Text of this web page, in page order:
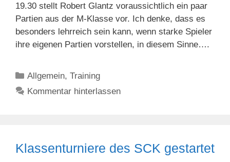
19.30 stellt Robert Glantz voraussichtlich ein paar
Partien aus der M-Klasse vor. Ich denke, dass es
besonders lehrreich sein kann, wenn starke Spieler
ihre eigenen Partien vorstellen, in diesem Sinne….
Kategorien
Allgemein,Training
Kommentar hinterlassen
Klassenturniere des SCK gestartet